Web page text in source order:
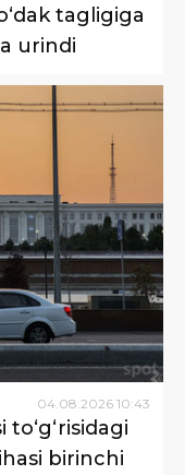
tagligiga
urindi
04 08 2026 10:43
birinchi